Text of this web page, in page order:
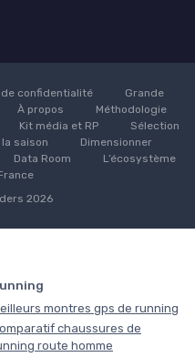
de confidentialité
Grande
À propos
Méthodologie
Kit média et RP
Sélection
saison
Dimensionner
Data Room
L’écosystème
2026
montres gps de running
chaussures de
route homme